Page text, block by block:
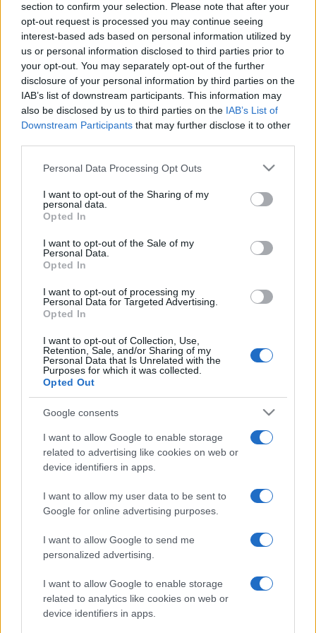
section to confirm your selection. Please note that after your
opt-out request is processed you may continue seeing
interest-based ads based on personal information utilized by
us or personal information disclosed to third parties prior to
your opt-out. You may separately opt-out of the further
disclosure of your personal information by third parties on the
IAB’s list of downstream participants. This information may
also be disclosed by us to third parties on the IAB’s List of
Downstream Participants that may further disclose it to other
Please note that this website/app uses one or more Google
not limited to your visit or usage behaviour. You may click to
grant or deny consent to Google and its third-party tags to
use your data for below specified purposes in below Google
consent section.
Personal Data Processing Opt Outs
I want to opt-out of the Sharing of my
personal data.
Opted In
I want to opt-out of the Sale of my
Personal Data.
Opted In
I want to opt-out of processing my
Personal Data for Targeted Advertising.
Opted In
I want to opt-out of Collection, Use,
Retention, Sale, and/or Sharing of my
Personal Data that Is Unrelated with the
Purposes for which it was collected.
Opted Out
Google consents
I want to allow Google to enable storage
related to advertising like cookies on web or
device identifiers in apps.
I want to allow my user data to be sent to
Google for online advertising purposes.
I want to allow Google to send me
personalized advertising.
I want to allow Google to enable storage
related to analytics like cookies on web or
device identifiers in apps.
400 művét jelentette meg több mint 24 millió példányban.
A Ceaușescu-diktatúra 1989-es megdöntése után, 73
évesen vállalta el az oktatásügyi tárca vezetését a Petre
Roman által vezetett első, ideiglenes kormányban. A
tisztséget fél évig töltötte be, posztjáról azonban
kommunista visszarendeződés ellen szerveződő
diákmozgalmakkal. A '90-es évek elején egyik alapítója volt
a Társadalmi Párbeszéd Csoportnak (GDS), majd rövid ideig
alelnöki tisztséget töltött be a Polgári Szövetség Pártjában
A rendszerváltás óta eltelt három évtizedben számos
alkalommal emelt szót a jogállamiság, a szólásszabadság, a
demokratikus értékrend védelmében, ezért a civil
társadalom egyfajta erkölcsi iránytűként tekintett rá. Mihai
Sora 2017 elején, már százévesen személyesen is részt
vett a büntető törvénykönyv korrupcióellenes szigorának
enyhítése ellen, az igazságszolgáltatás függetlensége
védelmében szervezett százezres tömegtüntetéseken.
Előrehaladott kora dacára a közösségi médiában is roppant
aktív volt, népszerűségét jelzi, hogy közel 300 ezer
követője közül születésnapja reggelén tizenötezren
kívántak neki boldog születésnapot.
A filozófus többször is állást foglalt az
önálló romániai magyar egyetem
létrehozása mellett.
A Bálványosi Nyári Szabadegyetemen és Diáktáborban